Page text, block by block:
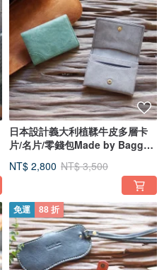
日本設計義大利植鞣牛皮多層卡
片/名片/零錢包Made by Baggy
NT$ 2,800 NT$ 3,500
免運 88 折